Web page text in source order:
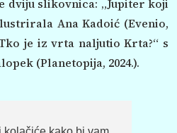
dviju slikovnica: „Jupiter koji
Ana Kadoić (Evenio,
je iz vrta naljutio Krta?“ s
(Planetopija, 2024.).